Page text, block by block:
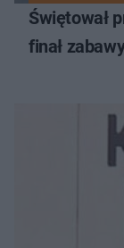
Świętował
finał